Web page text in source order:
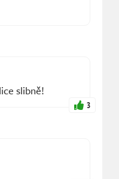
slibně!
3